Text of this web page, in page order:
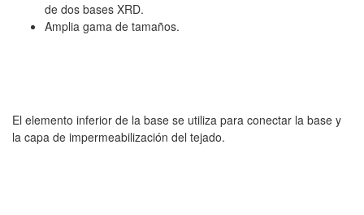
de dos bases XRD.
Amplia gama de tamaños.
El elemento inferior de la base se utiliza para conectar la base y
la capa de impermeabilización del tejado.